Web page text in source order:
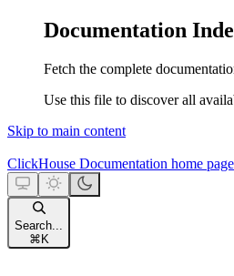
Documentation
Fetch the complete
Use this file to discover all
Skip to main content
ClickHouse Documentation home page
Search...
⌘ K